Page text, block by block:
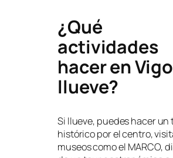
¿Qué
actividades
hacer en
llueve?
Si llueve, puedes hacer un
histórico por el centro,
museos como el MARCO,